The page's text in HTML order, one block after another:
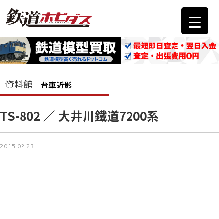
資料館 台車近影
TS-802 ／ 大井川鐵道7200系
2015.02.23